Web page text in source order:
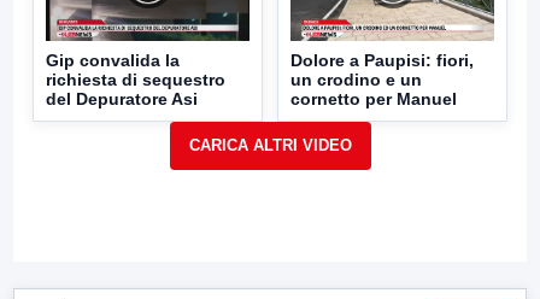
Gip convalida la
richiesta di sequestro
del Depuratore Asi
Dolore a Paupisi: fiori,
un crodino e un
cornetto per Manuel